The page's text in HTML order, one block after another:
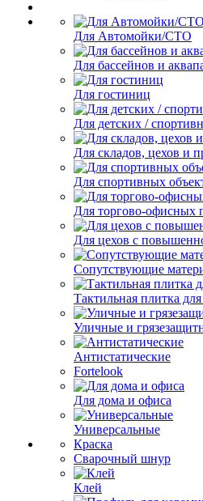
Для Автомойки/СТО
Для бассейнов и
Для гостиниц
Для детских /
Для складов, цехов и
Для спортивных
Для торгово-офисных
Для цехов с
Сопутствующие
Тактильная плитка
Уличные и
Антистатические
Fortelook
Для дома и офиса
Универсальные
Краска
Сварочный шнур
Клей